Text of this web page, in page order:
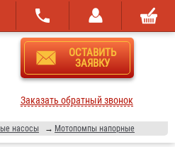
ОСТАВИТЬ
ЗАЯВКУ
Заказать обратный звонок
насосы → Мотопомпы напорные